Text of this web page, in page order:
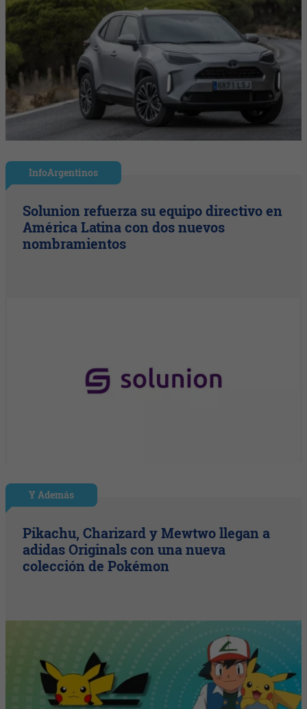
InfoArgentinos
Solunion refuerza su equipo directivo en
América Latina con dos nuevos
nombramientos
Y Además
Pikachu, Charizard y Mewtwo llegan a
adidas Originals con una nueva
colección de Pokémon